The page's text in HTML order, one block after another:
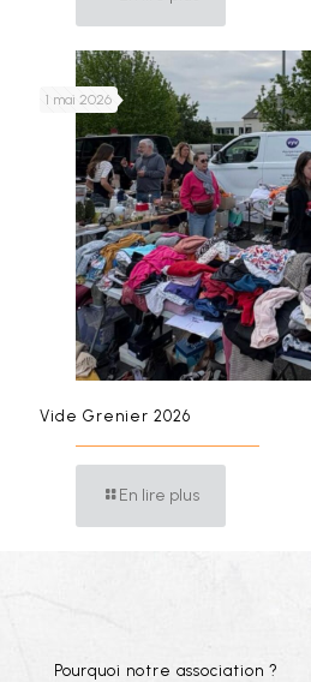
1 mai 2026
Vide Grenier 2026
En lire plus
Pourquoi notre association ?